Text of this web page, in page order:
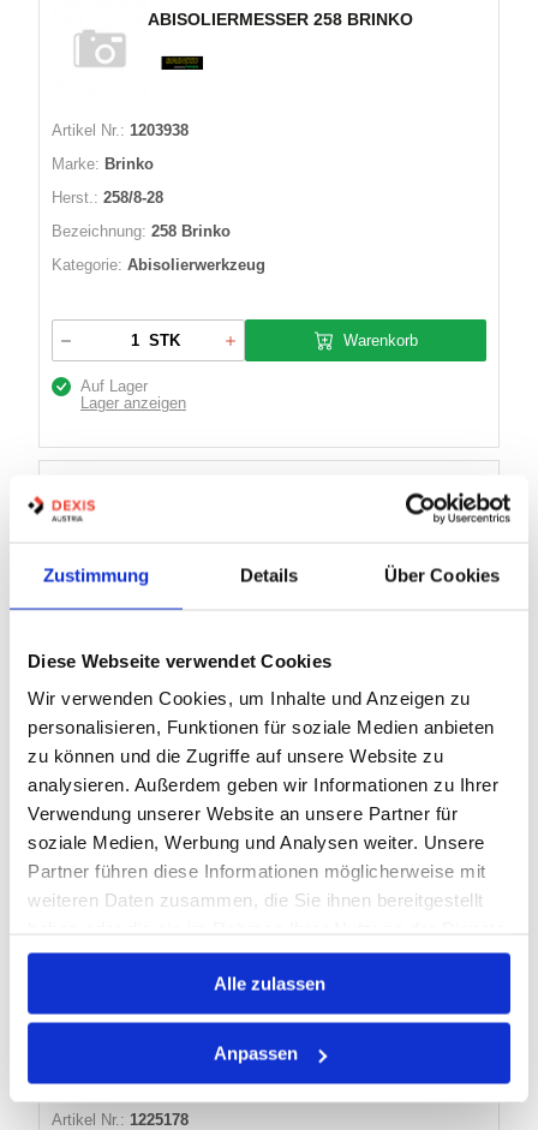
Zustimmung Details Über Cookies
Diese Webseite verwendet Cookies
Wir verwenden Cookies, um Inhalte und Anzeigen zu
personalisieren, Funktionen für soziale Medien anbieten
zu können und die Zugriffe auf unsere Website zu
analysieren. Außerdem geben wir Informationen zu Ihrer
Verwendung unserer Website an unsere Partner für
soziale Medien, Werbung und Analysen weiter. Unsere
Partner führen diese Informationen möglicherweise mit
weiteren Daten zusammen, die Sie ihnen bereitgestellt
gesammelt haben.
Alle zulassen
Anpassen
ABISOLIERMESSER 258 BRINKO
Artikel Nr.: 1203938
Marke: Brinko
Herst.: 258/8-28
Bezeichnung: 258 Brinko
Kategorie: Abisolierwerkzeug
STK Warenkorb
Auf Lager
Lager anzeigen
BRINKO STAHLDRAHT VERZ. 551/500
Artikel Nr.: 1206623
Herst.: 551/500
Länge:
115m
STK Warenkorb
Auf Lager
Artikel Nr.: 1225178